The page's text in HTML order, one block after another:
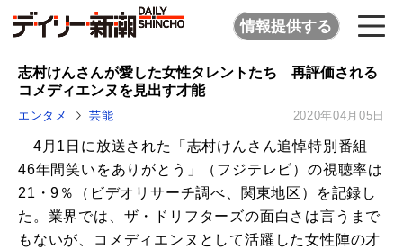
情報提供する
志村けんさんが愛した女性タレントたち 再評価される
コメディエンヌを見出す才能
エンタメ 芸能 2020年04月05日
4月1日に放送された「志村けんさん追悼特別番組
46年間笑いをありがとう」（フジテレビ）の視聴率は
21・9％（ビデオリサーチ調べ、関東地区）を記録し
た。業界では、ザ・ドリフターズの面白さは言うまで
もないが、コメディエンヌとして活躍した女性陣の才